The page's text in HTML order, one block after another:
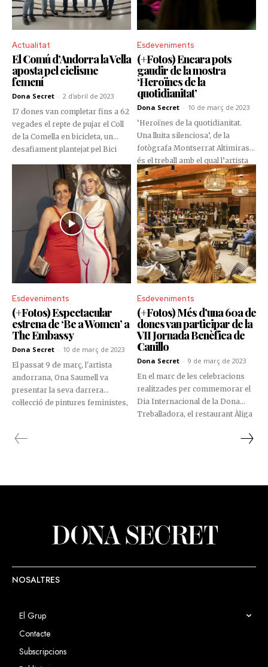
Actualitat
El Comú d’Andorra la Vella
aposta pel ciclisme
femení
Dona Secret - 2 d'abril de 2023
17 dones van completar fins a 62
vegades el repte de pujar el Coll
de la Comella en bicicleta, un
desafiament plantejat pel Bici
de la Dona. L’activitat, que va
tenir lloc des del 8 al 31 de març,
va ser molt exitosa segons el
cònsol major de la parròquia de
la capital, David Astrié, que va
lliurar els mallots
commemoratius a les
respectives guanyadores.
Esdeveniments
(+Fotos) Encara pots
gaudir de la mostra
‘Heroïnes de la
quotidianitat’
Dona Secret - 10 de març de 2023
‘Heroïnes de la quotidianitat.
Una lluita silenciosa’, de la
fotògrafa Montserrat Altimiras,
és el treball amb el qual l’artista
posa en relleu els estereotips de
gènere. Aquesta creació es
podrà apreciar fins a aquest
divendres a la galeria Art Al Set.
Esdeveniments
(+Fotos) Espectacular
estrena de ‘Be a Women’ a
The Embassy
Dona Secret - 10 de març de 2023
El passat 9 de març, l'artista
andorrana, Ona Saumell va
presentar la seva darrera
col·lecció de pintures feministes,
la mà dels ballarins de TC Escola
Esdeveniments
(+Fotos) Més d’una 60a de
dones van participar de la
VII Jornada Benèfica de
Canillo
Dona Secret - 9 de març de 2023
En el marc de les celebracions
realitzades per commemorar el
Dia Internacional de la Dona
Treballadora, el restaurant Àliga
Jornada Benèfica organitzada
NOSALTRES
El Grup
Contacte
Subscripcions